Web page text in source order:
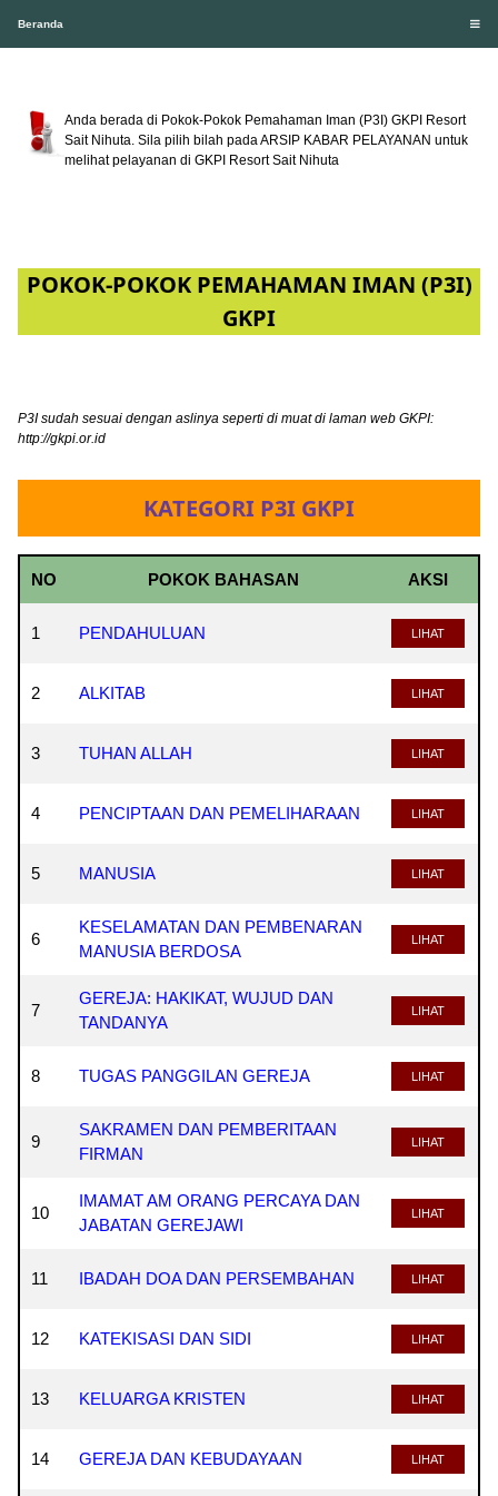
Beranda
Anda berada di Pokok-Pokok Pemahaman Iman (P3I) GKPI Resort
Sait Nihuta. Sila pilih bilah pada ARSIP KABAR PELAYANAN untuk
melihat pelayanan di GKPI Resort Sait Nihuta
POKOK-POKOK PEMAHAMAN IMAN (P3I)
GKPI
P3I sudah sesuai dengan aslinya seperti di muat di laman web GKPI:
http://gkpi.or.id
KATEGORI P3I GKPI
NO POKOK BAHASAN AKSI
1 PENDAHULUAN LIHAT
2 ALKITAB LIHAT
3 TUHAN ALLAH LIHAT
4 PENCIPTAAN DAN PEMELIHARAAN LIHAT
5 MANUSIA LIHAT
6
KESELAMATAN DAN PEMBENARAN
MANUSIA BERDOSA
LIHAT
7
GEREJA: HAKIKAT, WUJUD DAN
TANDANYA
LIHAT
8 TUGAS PANGGILAN GEREJA LIHAT
9
SAKRAMEN DAN PEMBERITAAN
FIRMAN
LIHAT
10
IMAMAT AM ORANG PERCAYA DAN
JABATAN GEREJAWI
LIHAT
11 IBADAH DOA DAN PERSEMBAHAN LIHAT
12 KATEKISASI DAN SIDI LIHAT
13 KELUARGA KRISTEN LIHAT
14 GEREJA DAN KEBUDAYAAN LIHAT